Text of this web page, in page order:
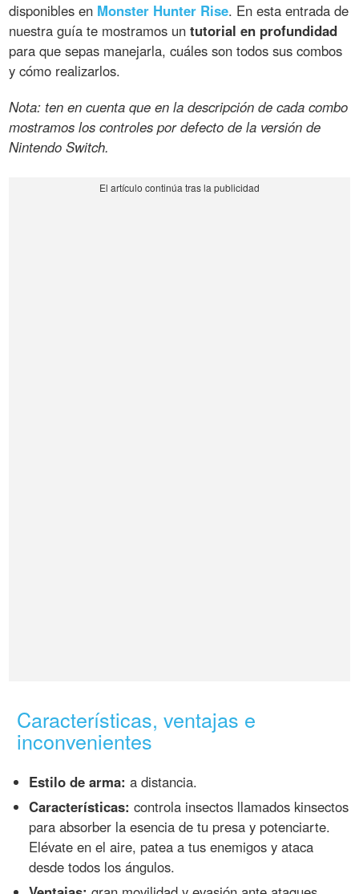
disponibles en Monster Hunter Rise. En esta entrada de
nuestra guía te mostramos untutorial en profundidad
para que sepas manejarla, cuáles son todos sus combos
y cómo realizarlos.
Nota: ten en cuenta que en la descripción de cada combo
mostramos los controles por defecto de la versión de
Nintendo Switch.
Características, ventajas e
inconvenientes
Estilo de arma: a distancia.
Características: controla insectos llamados kinsectos
para absorber la esencia de tu presa y potenciarte.
Elévate en el aire, patea a tus enemigos y ataca
desde todos los ángulos.